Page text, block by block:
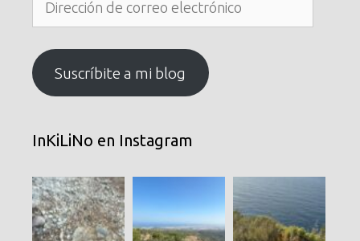
electrónico
Suscríbite a mi blog
InKiLiNo en Instagram